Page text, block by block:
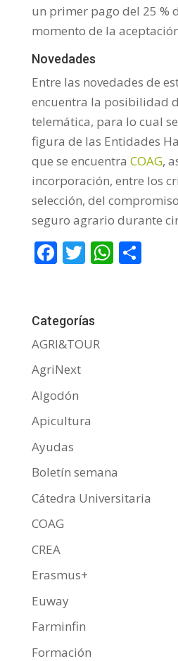
un primer pago del 25 %
momento de la
Novedades
Entre las novedades de
encuentra la posibilidad
telemática, para lo cual
figura de las Entidades
que se encuentra COAG,
incorporación, entre los
selección, del
seguro agrario durante
F
b
o
o
k
T
er
W C
Categorías
AGRI&TOUR
AgriNext
Algodón
Apicultura
Ayudas
Boletín semana
Cátedra Universitaria
COAG
CREA
Erasmus+
Euway
Farminfin
Formación